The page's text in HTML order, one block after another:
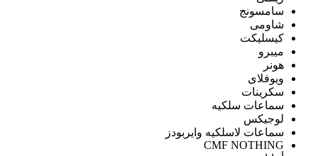
سامسونج
شاومى
كيسليكت
ميبرو
هونر
ويوفلاى
سكرينات
سماعات سلكيه
لوجيكس
سماعات لاسلكيه وايربودز
CMF NOTHING